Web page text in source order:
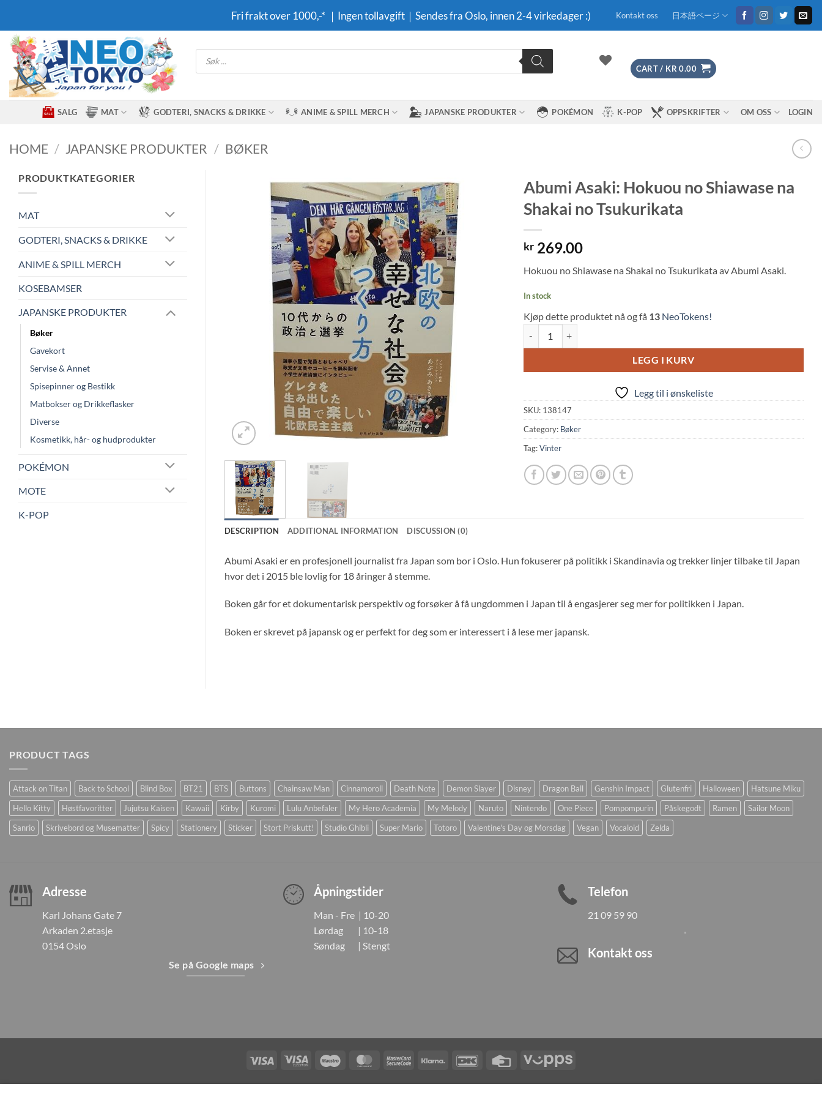
content
Fri frakt over 1000,-* ｜Ingen tollavgift｜Sendes fra Oslo, innen 2-4 virkedager :) Kontakt oss 日本語ページ
Products
search
CART / KR 0.00
SALG MAT GODTERI, SNACKS & DRIKKE ANIME & SPILL MERCH JAPANSKE PRODUKTER POKÉMON K-POP OPPSKRIFTER OM OSS LOGIN
HOME / JAPANSKE PRODUKTER / BØKER
PRODUKTKATEGORIER
MAT
GODTERI, SNACKS & DRIKKE
ANIME & SPILL MERCH
KOSEBAMSER
JAPANSKE PRODUKTER
Bøker
Gavekort
Servise & Annet
Spisepinner og Bestikk
Matbokser og Drikkeflasker
Diverse
Kosmetikk, hår- og hudprodukter
POKÉMON
MOTE
K-POP
Abumi Asaki: Hokuou no Shiawase na
Shakai no Tsukurikata
kr269.00
Hokuou no Shiawase na Shakai no Tsukurikata av Abumi Asaki.
In stock
Kjøp dette produktet nå og få 13NeoTokens!
LEGG I KURV
Legg til i ønskeliste
SKU: 138147
Category: Bøker
Tag:Vinter
DESCRIPTION ADDITIONAL INFORMATION DISCUSSION (0)
Abumi Asaki er en profesjonell journalist fra Japan som bor i Oslo. Hun fokuserer på politikk i Skandinavia og trekker linjer tilbake til Japan
hvor det i 2015 ble lovlig for 18 åringer å stemme.
Boken går for et dokumentarisk perspektiv og forsøker å få ungdommen i Japan til å engasjerer seg mer for politikken i Japan.
Boken er skrevet på japansk og er perfekt for deg som er interessert i å lese mer japansk.
PRODUCT TAGS
Attack on Titan Back to School Blind Box BT21 BTS Buttons Chainsaw Man Cinnamoroll Death Note Demon Slayer Disney Dragon Ball Genshin Impact Glutenfri Halloween
Hatsune Miku
Hello Kitty
Høstfavoritter Jujutsu Kaisen Kawaii Kirby Kuromi Lulu Anbefaler My Hero Academia My Melody Naruto Nintendo One Piece Pompompurin Påskegodt Ramen
Sailor Moon
Sanrio
Skrivebord og Musematter Spicy Stationery Sticker Stort Priskutt! Studio Ghibli Super Mario Totoro Valentine's Day og Morsdag Vegan Vocaloid Zelda
Adresse
Karl Johans Gate 7
Arkaden 2.etasje
0154 Oslo
Se på Google maps
Åpningstider
Man - Fre | 10-20
Lørdag | 10-18
Søndag | Stengt
Telefon
21 09 59 90
Kontakt oss
Visa
Visa
Maestro MasterCardMasterCardKlarna DanKort
Credit
Vipps